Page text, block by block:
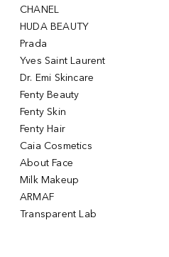
CHANEL
HUDA BEAUTY
Prada
Yves Saint Laurent
Dr. Emi Skincare
Fenty Beauty
Fenty Skin
Fenty Hair
Caia Cosmetics
About Face
Milk Makeup
ARMAF
Transparent Lab